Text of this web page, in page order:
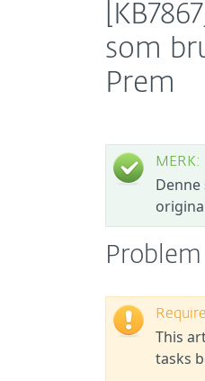
som
Prem
MERK:
Problem
This
tasks